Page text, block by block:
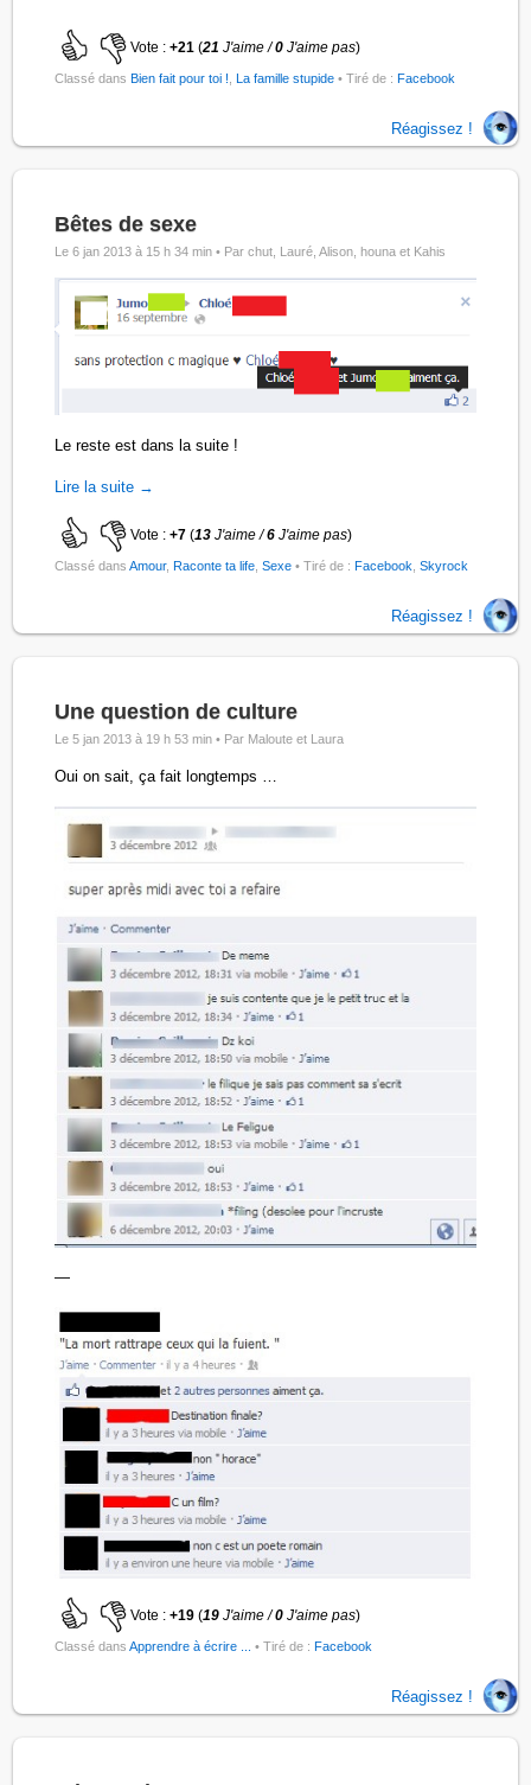
Vote :+21 (21J'aime /0 J'aime pas)
Classé dans Bien fait pour toi !, La famille stupide • Tiré de : Facebook
Réagissez !
Bêtes de sexe
Le 6 jan 2013 à 15 h 34 min • Par chut, Lauré, Alison, houna et Kahis
Le reste est dans la suite !
Lire la suite →
Vote :+7 (13J'aime /6 J'aime pas)
Classé dansAmour,Raconte ta life ,Sexe • Tiré de :Facebook ,Skyrock
Réagissez !
Une question de culture
Le 5 jan 2013 à 19 h 53 min • Par Maloute et Laura
Oui on sait, ça fait longtemps …
—
Vote :+19 (19J'aime /0 J'aime pas)
Classé dansApprendre à écrire ... • Tiré de :Facebook
Réagissez !